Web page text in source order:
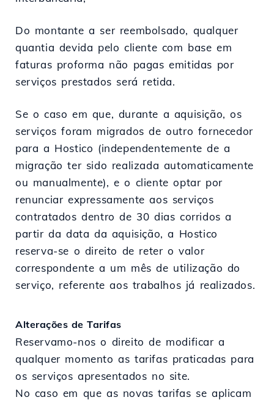
Do montante a ser reembolsado, qualquer
quantia devida pelo cliente com base em
faturas proforma não pagas emitidas por
serviços prestados será retida.
Se o caso em que, durante a aquisição, os
serviços foram migrados de outro fornecedor
para a Hostico (independentemente de a
migração ter sido realizada automaticamente
ou manualmente), e o cliente optar por
renunciar expressamente aos serviços
contratados dentro de 30 dias corridos a
partir da data da aquisição, a Hostico
reserva-se o direito de reter o valor
correspondente a um mês de utilização do
serviço, referente aos trabalhos já realizados.
Alterações de Tarifas
Reservamo-nos o direito de modificar a
qualquer momento as tarifas praticadas para
os serviços apresentados no site.
No caso em que as novas tarifas se aplicam